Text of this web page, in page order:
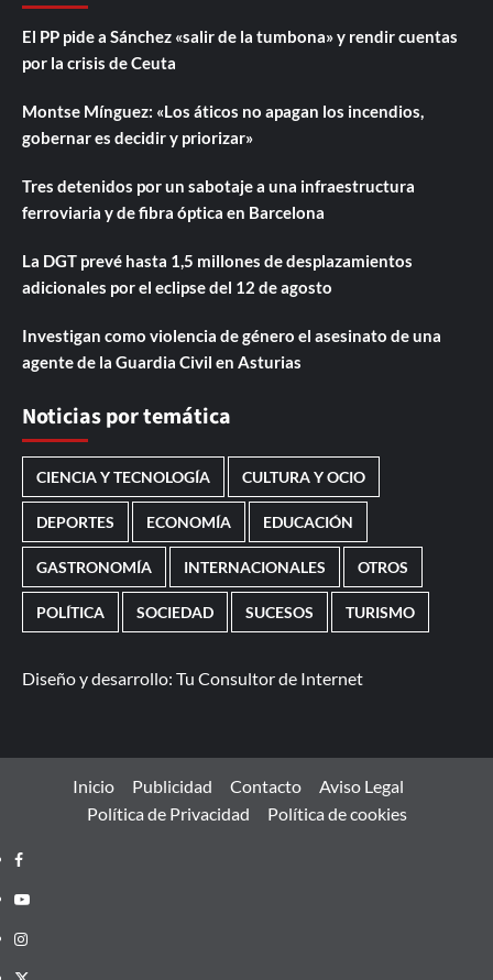
El PP pide a Sánchez «salir de la tumbona» y rendir cuentas
por la crisis de Ceuta
Montse Mínguez: «Los áticos no apagan los incendios,
gobernar es decidir y priorizar»
Tres detenidos por un sabotaje a una infraestructura
ferroviaria y de fibra óptica en Barcelona
La DGT prevé hasta 1,5 millones de desplazamientos
adicionales por el eclipse del 12 de agosto
Investigan como violencia de género el asesinato de una
agente de la Guardia Civil en Asturias
Noticias por temática
CIENCIA Y TECNOLOGÍA CULTURA Y OCIO
DEPORTES ECONOMÍA EDUCACIÓN
GASTRONOMÍA INTERNACIONALES OTROS
POLÍTICA SOCIEDAD SUCESOS TURISMO
Diseño y desarrollo: Tu Consultor de Internet
Inicio Publicidad Contacto
Aviso Legal
Política de Privacidad
Política de cookies
Facebook
Youtube
Instagram
Twitter